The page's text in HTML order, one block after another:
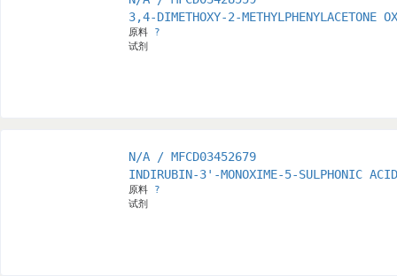
3,4-DIMETHOXY-2-METHYLPHENYLACETONE
原料 ?
试剂
N/A / MFCD03452679
INDIRUBIN-3'-MONOXIME-5-SULPHONIC ACID
原料 ?
试剂